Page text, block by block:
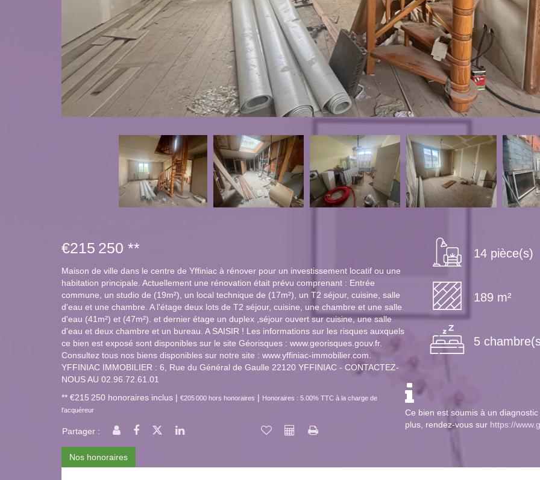
€215 250 **
Maison de ville dans le centre de Yffiniac à rénover pour un investissement locatif ou une
habitation principale. Actuellement une rénovation était prévu comprenant : Entrée
commune, un studio de (19m²), un local technique de (17m²), un T2 séjour, cuisine, salle
d'eau et une chambre. A l'étage deux lots de T2 séjour, cuisine, une chambre et une salle
d'eau (41m²) et (47m²). et dernier étage un duplex ,séjour ouvert sur cuisine, une salle
d'eau et deux chambre et un bureau. A SAISIR ! Les informations sur les risques auxquels
ce bien est exposé sont disponibles sur le site Géorisques : www.georisques.gouv.fr.
Consultez tous nos biens disponibles sur notre site : www.yffiniac-immobilier.com.
YFFINIAC IMMOBILIER : 6, Rue du Général de Gaulle 22120 YFFINIAC - CONTACTEZ-
NOUS AU 02.96.72.61.01
** €215 250 honoraires inclus | €205 000 hors honoraires | Honoraires : 5.00% TTC à la charge de
l'acquéreur
Partager :
Nos honoraires
14 pièce(s)
189 m²
5
Ce bien est soumis à un
plus, rendez-vous sur https://